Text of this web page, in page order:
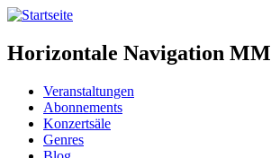
Horizontale Navigation MM
Veranstaltungen
Abonnements
Konzertsäle
Genres